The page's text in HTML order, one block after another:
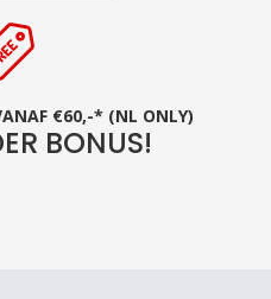
€60,-* (NL ONLY)
BONUS!